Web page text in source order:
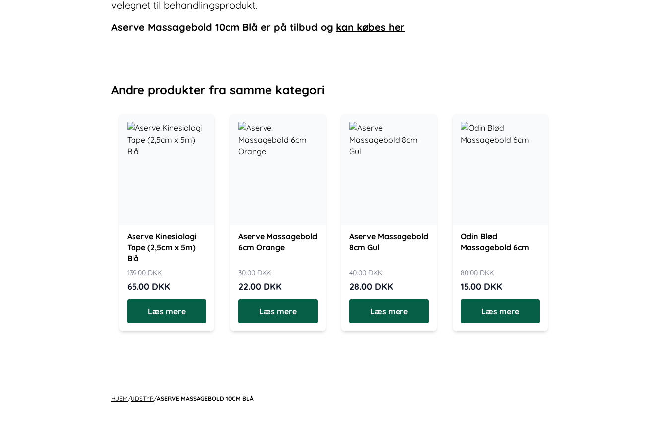
velegnet til behandlingsprodukt.
Aserve Massagebold 10cm Blå er på tilbud og kan købes her
Andre produkter fra samme kategori
Aserve Kinesiologi
Tape (2,5cm x 5m)
Blå
139.00DKK
65.00 DKK
Læs mere
Aserve Massagebold
6cm Orange
30.00DKK
22.00 DKK
Læs mere
Aserve Massagebold
8cm Gul
40.00DKK
28.00 DKK
Læs mere
Odin Blød
Massagebold 6cm
80.00DKK
15.00 DKK
Læs mere
HJEM/UDSTYR/ASERVE MASSAGEBOLD 10CM BLÅ